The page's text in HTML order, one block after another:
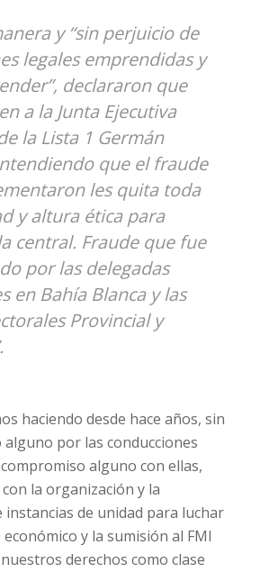
y “sin perjuicio de
legales emprendidas y
declararon que
a la Junta Ejecutiva
la Lista 1 Germán
que el fraude
les quita toda
y altura ética para
central. Fraude que fue
por las delegadas
en Bahía Blanca y las
Provincial y
haciendo desde hace años, sin
por las conducciones
alguno con ellas,
la organización y la
instancias de unidad para luchar
y la sumisión al FMI
derechos como clase